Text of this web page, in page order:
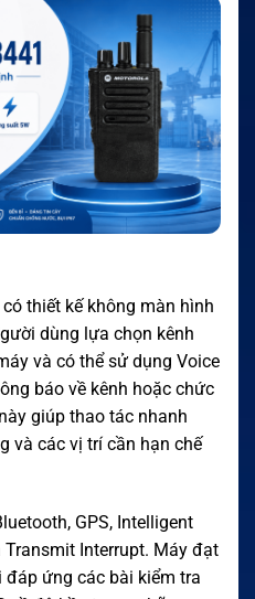
có thiết kế không màn hình
dùng lựa chọn kênh
và có thể sử dụng Voice
báo về kênh hoặc chức
giúp thao tác nhanh
và các vị trí cần hạn chế
GPS, Intelligent
Interrupt. Máy đạt
đáp ứng các bài kiểm tra